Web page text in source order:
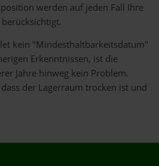
werden auf jeden Fall Ihre
kein "Mindesthaltbarkeitsdatum"
Erkenntnissen, ist die
Jahre hinweg kein Problem.
der Lagerraum trocken ist und